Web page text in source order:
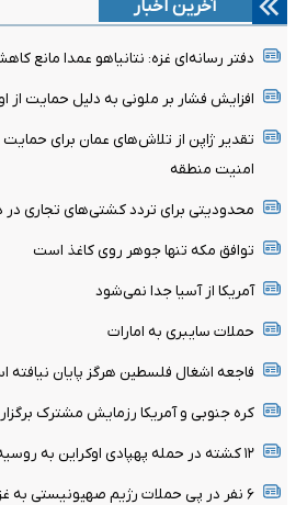
آخرین اخبار
دفتر رسانه‌ای غزه: نتانیاهو عمدا مانع
افزایش فشار بر ملونی به دلیل حمایت از
تقدیر ژاپن از تلاش‌های عمان برای
امنیت منطقه
محدودیتی برای تردد کشتی‌های تجاری در
توافق مکه تنها جوهر روی کاغذ است
آمریکا از آسیا جدا نمی‌شود
حملات سایبری به امارات
فاجعه اشغال فلسطین هرگز پایان نیافته
کره جنوبی و آمریکا رزمایش مشترک
۱۲ کشته در حمله پهپادی اوکراین به روسیه
۶ نفر در پی حملات رژیم صهیونیستی به غزه مجروح شدند